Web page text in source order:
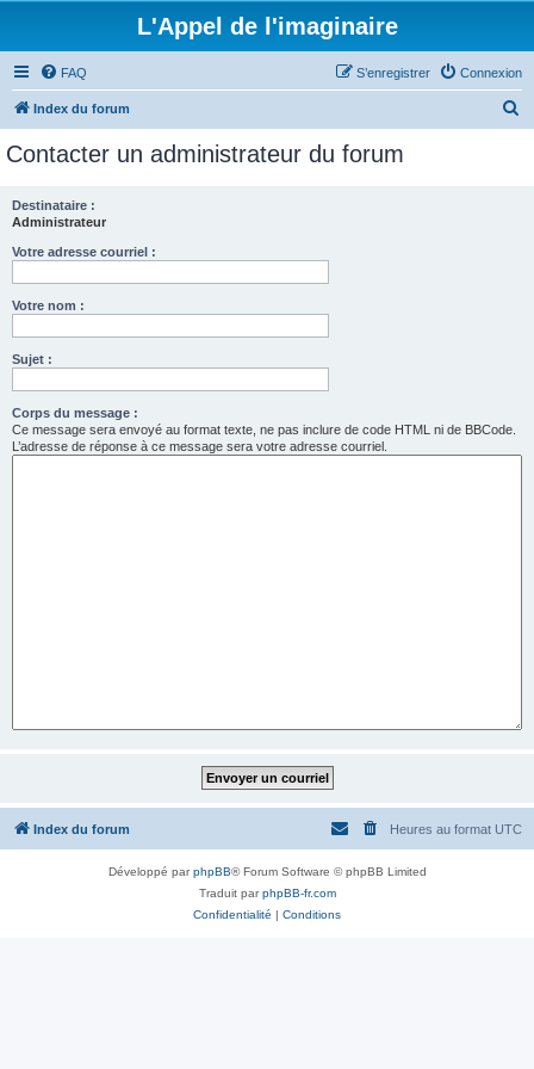
L'Appel de l'imaginaire
FAQ Connexion
S’enregistrer
Index du forum
Contacter un administrateur du forum
Destinataire :
Administrateur
Votre adresse courriel :
Votre nom :
Sujet :
Corps du message :
Ce message sera envoyé au format texte, ne pas inclure de code HTML ni de BBCode.
L’adresse de réponse à ce message sera votre adresse courriel.
Index du forum Heures au format UTC
Développé parphpBB® Forum Software © phpBB Limited
Traduit parphpBB-fr.com
Confidentialité | Conditions